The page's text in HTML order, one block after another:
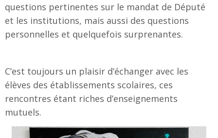
questions pertinentes sur le mandat de Député
et les institutions, mais aussi des questions
personnelles et quelquefois surprenantes.
C’est toujours un plaisir d’échanger avec les
élèves des établissements scolaires, ces
rencontres étant riches d’enseignements
mutuels.